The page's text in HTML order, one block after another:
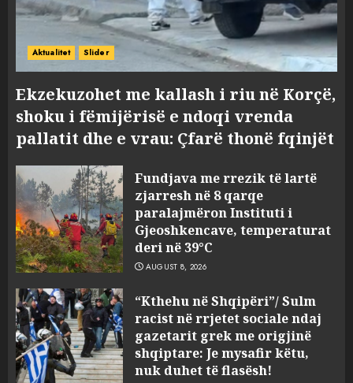
Aktualitet Slider
Ekzekuzohet me kallash i riu në Korçë,
shoku i fëmijërisë e ndoqi vrenda
pallatit dhe e vrau: Çfarë thonë fqinjët
Fundjava me rrezik të lartë
zjarresh në 8 qarqe
paralajmëron Instituti i
Gjeoshkencave, temperaturat
deri në 39°C
AUGUST 8, 2026
“Kthehu në Shqipëri”/ Sulm
racist në rrjetet sociale ndaj
gazetarit grek me origjinë
shqiptare: Je mysafir këtu,
nuk duhet të flasësh!